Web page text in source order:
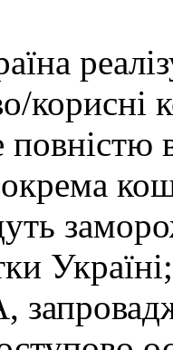
корисні
Україні;